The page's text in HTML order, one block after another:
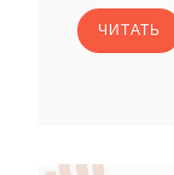
ЧИТАТЬ